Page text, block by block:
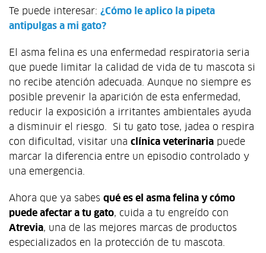
Te puede interesar: ¿Cómo le aplico la pipeta
antipulgas a mi gato?
El asma felina es una enfermedad respiratoria seria
que puede limitar la calidad de vida de tu mascota si
no recibe atención adecuada. Aunque no siempre es
posible prevenir la aparición de esta enfermedad,
reducir la exposición a irritantes ambientales ayuda
a disminuir el riesgo. Si tu gato tose, jadea o respira
con dificultad, visitar una clínica veterinaria puede
marcar la diferencia entre un episodio controlado y
una emergencia.
Ahora que ya sabes qué es el asma felina y cómo
puede afectar a tu gato, cuida a tu engreído con
Atrevia, una de las mejores marcas de productos
especializados en la protección de tu mascota.